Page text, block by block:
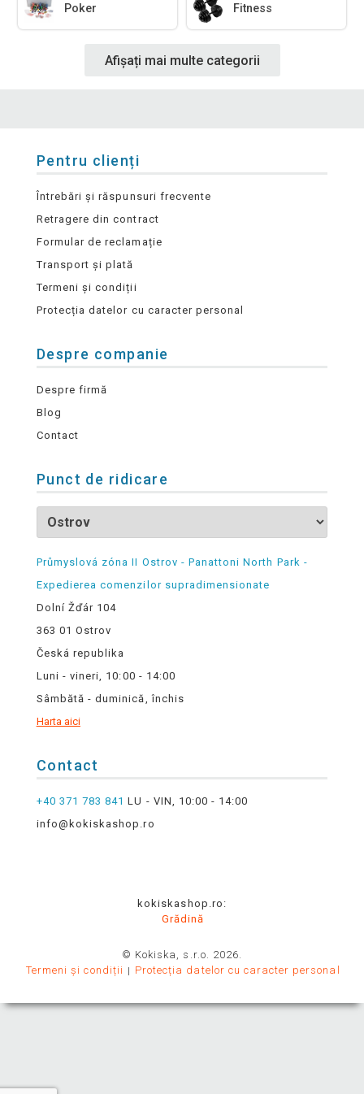
Poker Fitness
Afișați mai multe categorii
Pentru clienți
Întrebări și răspunsuri frecvente
Retragere din contract
Formular de reclamație
Transport și plată
Termeni și condiții
Protecția datelor cu caracter personal
Despre companie
Despre firmă
Blog
Contact
Punct de ridicare
Průmyslová zóna II Ostrov - Panattoni North Park -
Expedierea comenzilor supradimensionate
Dolní Žďár 104
363 01 Ostrov
Česká republika
Luni - vineri, 10:00 - 14:00
Sâmbătă - duminică, închis
Harta aici
Contact
+40 371 783 841 LU - VIN, 10:00 - 14:00
info@kokiskashop.ro
kokiskashop.ro:
Grădină
© Kokiska, s.r.o. 2026.
Termeni și condiții
Protecția datelor cu caracter personal